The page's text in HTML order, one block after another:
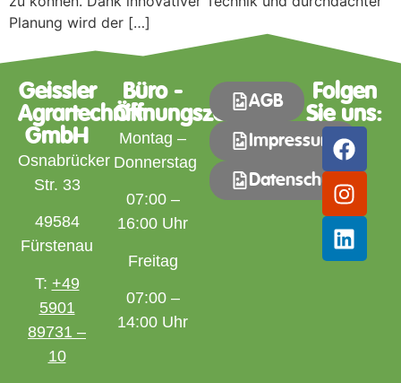
Planung wird der […]
Geissler
Agrartechnik
GmbH
Osnabrücker
Str. 33
49584
Fürstenau
T: +49
5901
89731 –
10
Büro -
Öffnungszeiten
Montag –
Donnerstag
07:00 –
16:00 Uhr
Freitag
07:00 –
14:00 Uhr
AGB
Impressum
Datenschutz
Folgen
Sie uns: